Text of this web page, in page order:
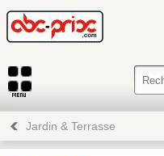
Jardin & Terrasse